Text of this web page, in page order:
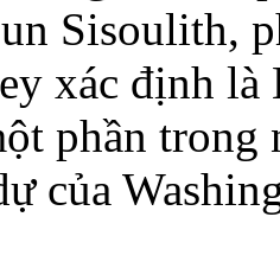
Sisoulith,
xác định là
phần
của